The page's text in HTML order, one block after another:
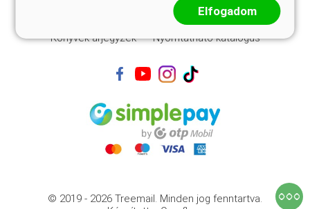
Latin nyelvű árjegyzék
Könyvek árjegyzék Nyomtatható katalógus
© 2019 - 2026 Treemail. Minden jog fenntartva.
Elfogadom